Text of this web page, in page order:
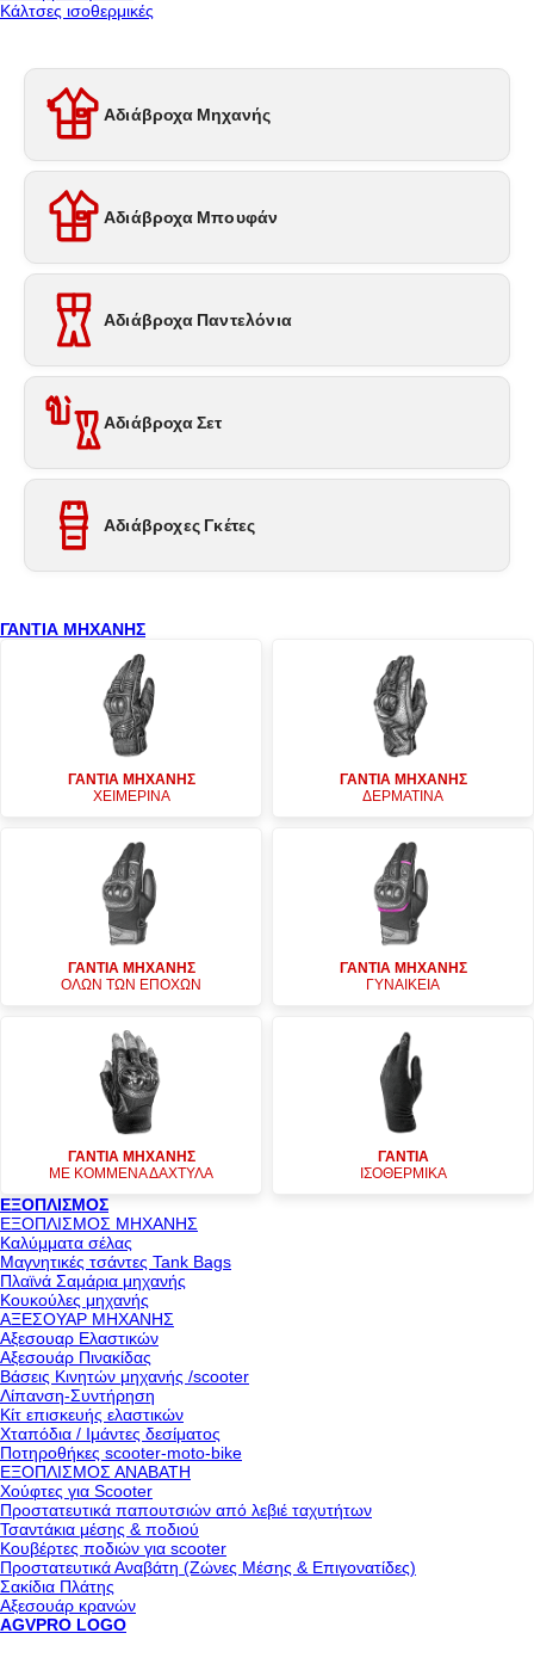
Κάλτσες ισοθερμικές
Αδιάβροχα Μηχανής
Αδιάβροχα Μπουφάν
Αδιάβροχα Παντελόνια
Αδιάβροχα Σετ
Αδιάβροχες Γκέτες
ΓΑΝΤΙΑ ΜΗΧΑΝΗΣ
ΓΑΝΤΙΑ ΜΗΧΑΝΗΣ
ΧΕΙΜΕΡΙΝΑ
ΓΑΝΤΙΑ ΜΗΧΑΝΗΣ
ΔΕΡΜΑΤΙΝΑ
ΓΑΝΤΙΑ ΜΗΧΑΝΗΣ
ΟΛΩΝ ΤΩΝ ΕΠΟΧΩΝ
ΓΑΝΤΙΑ ΜΗΧΑΝΗΣ
ΓΥΝΑΙΚΕΙΑ
ΓΑΝΤΙΑ ΜΗΧΑΝΗΣ
ΜΕ ΚΟΜΜΕΝΑ ΔΑΧΤΥΛΑ
ΓΑΝΤΙΑ
ΙΣΟΘΕΡΜΙΚΑ
ΕΞΟΠΛΙΣΜΟΣ
ΕΞΟΠΛΙΣΜΟΣ ΜΗΧΑΝΗΣ
Καλύμματα σέλας
Μαγνητικές τσάντες Tank Bags
Πλαϊνά Σαμάρια μηχανής
Κουκούλες μηχανής
ΑΞΕΣΟΥΑΡ ΜΗΧΑΝΗΣ
Αξεσουαρ Ελαστικών
Αξεσουάρ Πινακίδας
Βάσεις Κινητών μηχανής /scooter
Λίπανση-Συντήρηση
Κίτ επισκευής ελαστικών
Χταπόδια / Ιμάντες δεσίματος
Ποτηροθήκες scooter-moto-bike
ΕΞΟΠΛΙΣΜΟΣ ΑΝΑΒΑΤΗ
Χούφτες για Scooter
Προστατευτικά παπουτσιών από λεβιέ ταχυτήτων
Τσαντάκια μέσης & ποδιού
Κουβέρτες ποδιών για scooter
Προστατευτικά Αναβάτη (Ζώνες Μέσης & Επιγονατίδες)
Σακίδια Πλάτης
Αξεσουάρ κρανών
AGVPRO LOGO